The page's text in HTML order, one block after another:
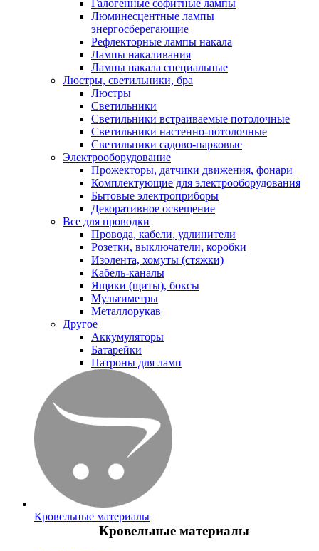
Галогенные софитные лампы
Люминесцентные лампы
энергосберегающие
Рефлекторные лампы накала
Лампы накаливания
Лампы накала специальные
Люстры, светильники, бра
Люстры
Светильники
Светильники встраиваемые потолочные
Светильники настенно-потолочные
Светильники садово-парковые
Электрооборудование
Прожекторы, датчики движения, фонари
Комплектующие для электрооборудования
Бытовые электроприборы
Декоративное освещение
Все для проводки
Провода, кабели, удлинители
Розетки, выключатели, коробки
Изолента, хомуты (стяжки)
Кабель-каналы
Ящики (щиты), боксы
Мультиметры
Металлорукав
Другое
Аккумуляторы
Батарейки
Патроны для ламп
Кровельные материалы
Кровельные материалы